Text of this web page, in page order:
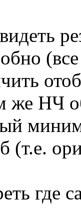
НЧ
(т.е.
где